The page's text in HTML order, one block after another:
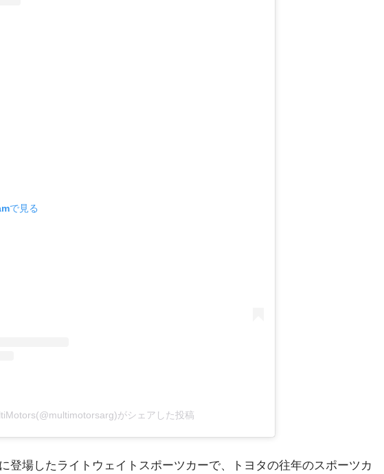
で見る
がシェアした投稿
登場したライトウェイトスポーツカーで、トヨタの往年のスポーツカ